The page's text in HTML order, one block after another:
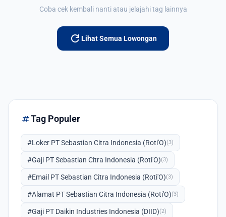
Coba cek kembali nanti atau jelajahi tag lainnya
refresh Lihat Semua Lowongan
tagTag Populer
#Loker PT Sebastian Citra Indonesia (Roti'O)(3)
#Gaji PT Sebastian Citra Indonesia (Roti'O)(3)
#Email PT Sebastian Citra Indonesia (Roti'O)(3)
#Alamat PT Sebastian Citra Indonesia (Roti'O)(3)
#Gaji PT Daikin Industries Indonesia (DIID)(2)